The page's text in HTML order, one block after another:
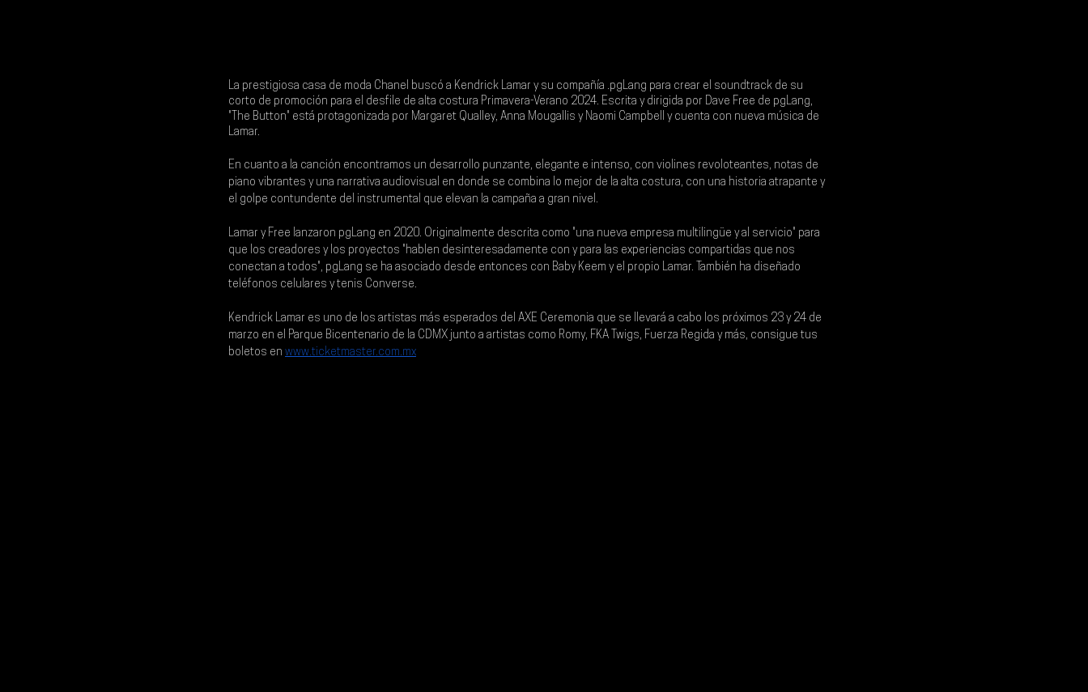
La prestigiosa casa de moda Chanel buscó a Kendrick Lamar y su compañía .pgLang para crear el soundtrack de su
corto de promoción para el desfile de alta costura Primavera-Verano 2024. Escrita y dirigida por Dave Free de pgLang,
"The Button" está protagonizada por Margaret Qualley, Anna Mougallis y Naomi Campbell y cuenta con nueva música de
Lamar.
En cuanto a la canción encontramos un desarrollo punzante, elegante e intenso, con violines revoloteantes, notas de
piano vibrantes y una narrativa audiovisual en donde se combina lo mejor de la alta costura, con una historia atrapante y
el golpe contundente del instrumental que elevan la campaña a gran nivel.
Lamar y Free lanzaron pgLang en 2020. Originalmente descrita como "una nueva empresa multilingüe y al servicio" para
que los creadores y los proyectos "hablen desinteresadamente con y para las experiencias compartidas que nos
conectan a todos", pgLang se ha asociado desde entonces con Baby Keem y el propio Lamar. También ha diseñado
teléfonos celulares y tenis Converse.
Kendrick Lamar es uno de los artistas más esperados del AXE Ceremonia que se llevará a cabo los próximos 23 y 24 de
marzo en el Parque Bicentenario de la CDMX junto a artistas como Romy, FKA Twigs, Fuerza Regida y más, consigue tus
boletos en www.ticketmaster.com.mx